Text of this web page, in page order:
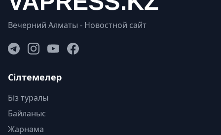
Вечерний Алматы - Новостной сайт
Сілтемелер
Біз туралы
Байланыс
Жарнама